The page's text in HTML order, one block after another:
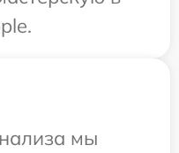
мы